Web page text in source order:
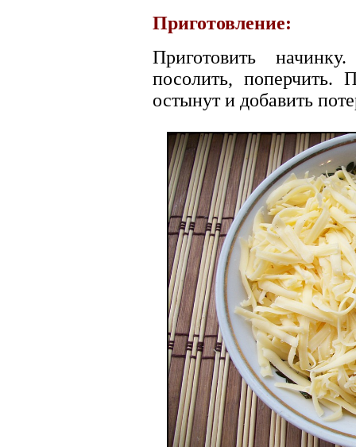
Приготовление:
Приготовить
посолить, поперчить.
остынут и добавить